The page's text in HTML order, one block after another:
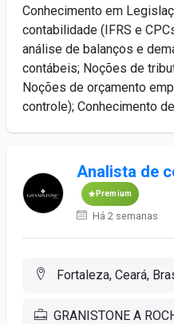
Conhecimento em
contabilidade (IFRS e
análise de balanços e
contábeis; Noções de
Noções de orçamento
controle); Conhecimento
Analista de
Premium
Há 2 semanas
Fortaleza, Ceará,
GRANISTONE A